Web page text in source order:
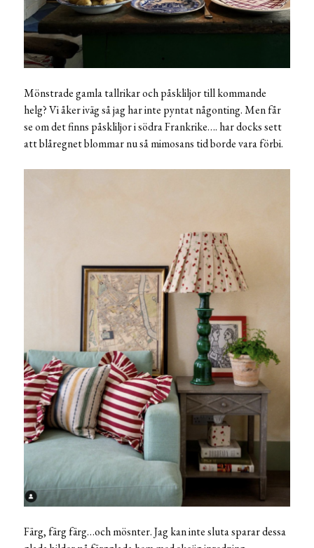
Mönstrade gamla tallrikar och påskliljor till kommande
helg? Vi åker iväg så jag har inte pyntat någonting. Men får
se om det finns påskliljor i södra Frankrike…. har docks sett
att blåregnet blommar nu så mimosans tid borde vara förbi.
Färg, färg färg…och mösnter. Jag kan inte sluta sparar dessa